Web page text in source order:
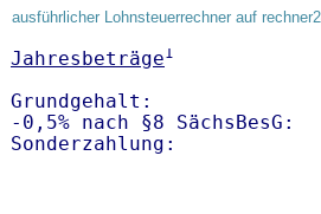
ausführlicher Lohnsteuerrechner auf
Jahresbeträge1
Grundgehalt:
-0,5% nach §8
Sonderzahlung: